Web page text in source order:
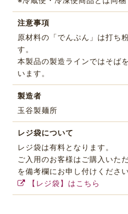
注意事項
原材料の「でんぷん」は打ち
す。
本製品の製造ラインではそば
います。
製造者
玉谷製麺所
レジ袋について
レジ袋は有料となります。
ご入用のお客様はご購入いた
を備考欄にお申し付けください
【レジ袋】はこちら